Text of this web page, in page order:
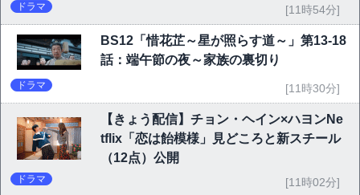
ドラマ [11時54分]
BS12「惜花芷～星が照らす道～」第13-18
話：端午節の夜～家族の裏切り
ドラマ [11時30分]
【きょう配信】チョン・ヘイン×ハヨンNe
tflix「恋は飴模様」見どころと新スチール
（12点）公開
ドラマ [11時02分]